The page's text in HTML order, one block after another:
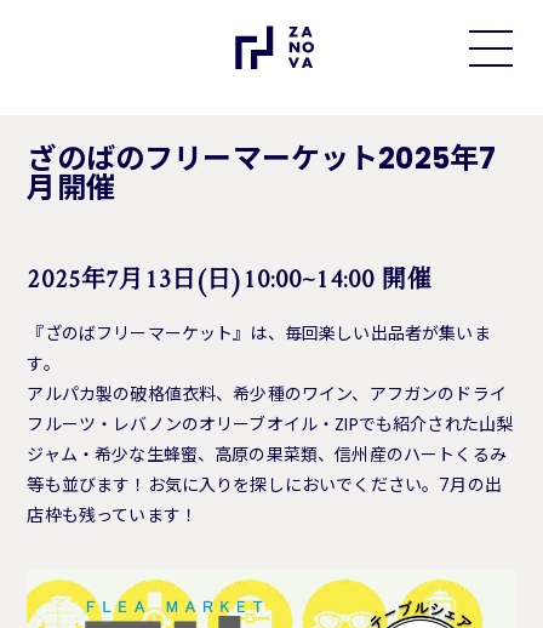
ざのばのフリーマーケット2025年7
月開催
2025年7月13日(日)10:00~14:00 開催
『ざのばフリーマーケット』は、毎回楽しい出品者が集いま
す。
アルパカ製の破格値衣料、希少種のワイン、アフガンのドライ
フルーツ・レバノンのオリーブオイル・ZIPでも紹介された山梨
ジャム・希少な生蜂蜜、高原の果菜類、信州産のハートくるみ
等も並びます！お気に入りを探しにおいでください。7月の出
店枠も残っています！